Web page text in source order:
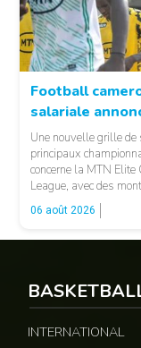
Football
salariale
Une nouvelle grille
principaux
concerne la MTN
League, avec des
fonctions. LA SUITE
relayées par Allez Les
06 août 2026
INTERNATIONAL